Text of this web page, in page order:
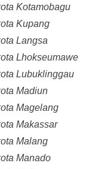
Kotamobagu
Kupang
Langsa
Lhokseumawe
Lubuklinggau
Madiun
Magelang
Makassar
Malang
Manado